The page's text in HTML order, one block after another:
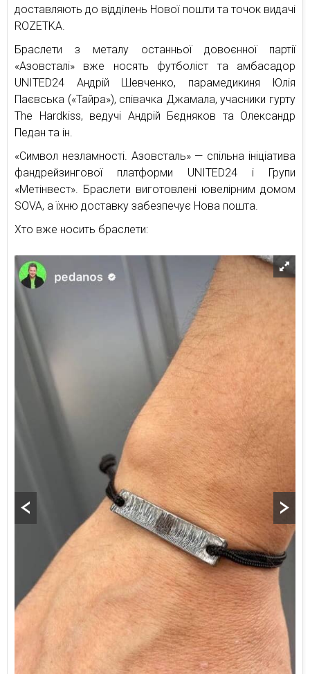
доставляють до відділень Нової пошти та точок видачі
ROZETKA.
Браслети з металу останньої довоєнної партії
«Азовсталі» вже носять футболіст та амбасадор
UNITED24 Андрій Шевченко, парамедикиня Юлія
Паєвська («Тайра»), співачка Джамала, учасники гурту
The Hardkiss, ведучі Андрій Бєдняков та Олександр
Педан та ін.
«Символ незламності. Азовсталь» — спільна ініціатива
фандрейзингової платформи UNITED24 і Групи
«Метінвест». Браслети виготовлені ювелірним домом
SOVA, а їхню доставку забезпечує Нова пошта.
Хто вже носить браслети: